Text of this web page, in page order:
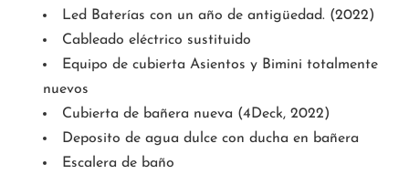
Led Baterías con un año de antigüedad. (2022)
Cableado eléctrico sustituido
Equipo de cubierta Asientos y Bimini totalmente
nuevos
Cubierta de bañera nueva (4Deck, 2022)
Deposito de agua dulce con ducha en bañera
Escalera de baño